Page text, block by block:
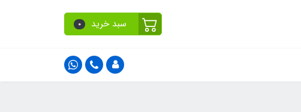
سبد خرید 0